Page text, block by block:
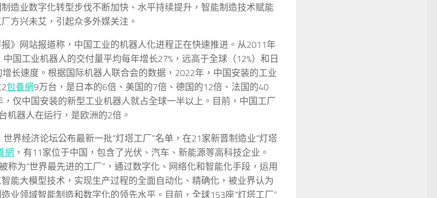
造业数字化转型步伐不断加快、水平持续提升，智能制造技术赋能
方兴未艾，引起众多外媒关注。
》网站报道称，中国工业的机器人化进程正在快速推进。从2011年
国工业机器人的交付量平均每年增长27%，远高于全球（12%）和日
增长速度。根据国际机器人联合会的数据，2022年，中国安装的工业
包養網9万台，是日本的6倍、美国的7倍、德国的12倍、法国的40
，仅中国安装的新型工业机器人就占全球一半以上。目前，中国工厂
机器人在运行，是欧洲的2倍。
世界经济论坛公布最新一批“灯塔工厂”名单，在21家新晋制造业“灯塔
網 ，有11家位于中国，包含了光伏、汽车、新能源等高科技企业。
称为“世界最先进的工厂”，通过数字化、网络化和智能化手段，运用
能大模型技术，实现生产过程的全面自动化、精确化，被业界认为
业领域智能制造和数字化的领先水平。目前，全球153座“灯塔工厂”